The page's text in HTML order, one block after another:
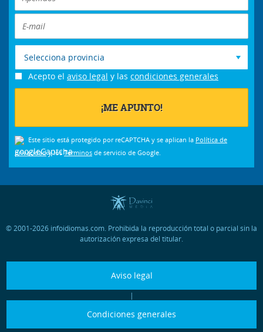
Selecciona provincia
Acepto el aviso legal y las condiciones generales
Este sitio está protegido por reCAPTCHA y se aplican la Política de
privacidady los Términos de servicio de Google.
© 2001-2026 infoidiomas.com. Prohibida la reproducción total o parcial sin la
autorización expresa del titular.
Aviso legal
|
Condiciones generales